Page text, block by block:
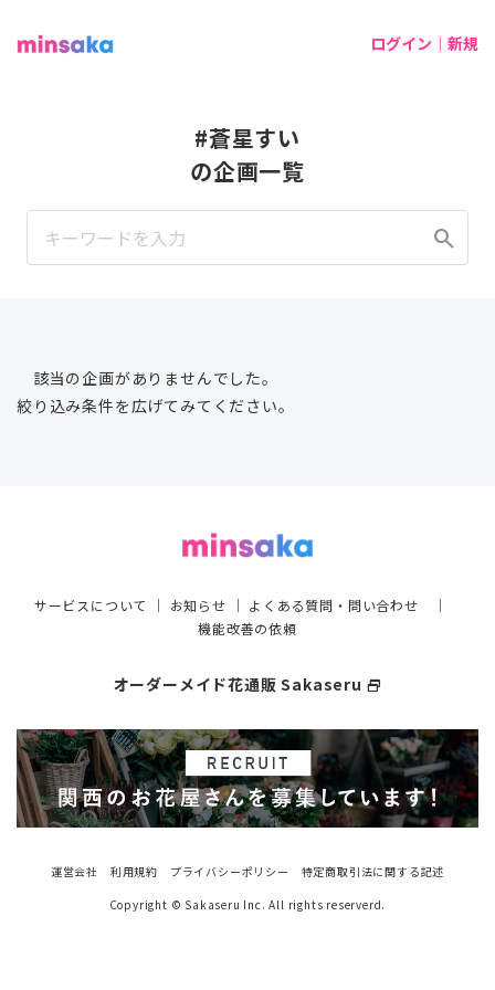
ログイン｜新規
#蒼星すい
の企画一覧
search
該当の企画がありませんでした。
絞り込み条件を広げてみてください。
サービスについて ｜ お知らせ ｜ よくある質問・問い合わせ ｜
機能改善の依頼
オーダーメイド花通販 Sakaseru select_window
運営会社 利用規約 プライバシーポリシー
特定商取引法に関する記述
Copyright © Sakaseru Inc. All rights reserverd.